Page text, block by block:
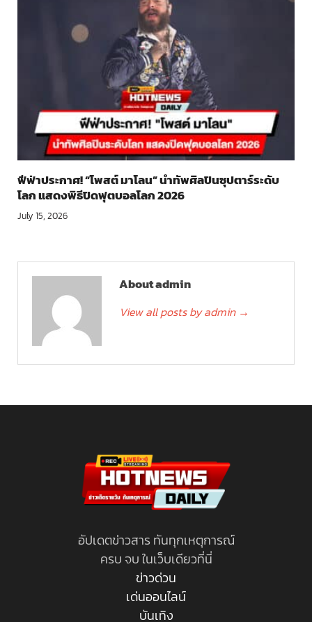
ฟีฟ่าประกาศ! “โพสต์ มาโลน” นำทัพศิลปินซุปตาร์ระดับ
โลก แสดงพิธีปิดฟุตบอลโลก 2026
July 15, 2026
About admin
View all posts by admin →
อัปเดตข่าวสาร ทันทุกเหตุการณ์
ครบ จบ ในเว็บเดียวที่นี่
ข่าวด่วน
เด่นออนไลน์
บันเทิง